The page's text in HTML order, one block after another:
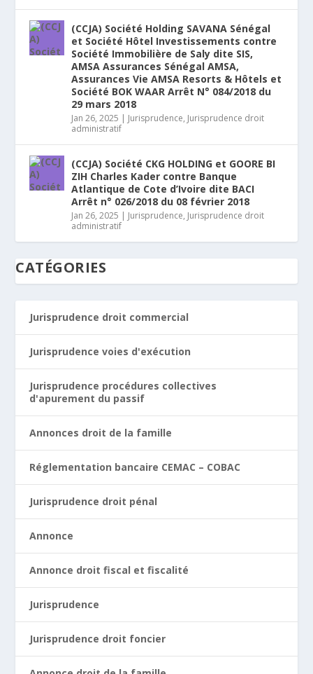
(CCJA) Société Holding SAVANA Sénégal
et Société Hôtel Investissements contre
Société Immobilière de Saly dite SIS,
AMSA Assurances Sénégal AMSA,
Assurances Vie AMSA Resorts & Hôtels et
Société BOK WAAR Arrêt N° 084/2018 du
29 mars 2018
Jan 26, 2025 | Jurisprudence, Jurisprudence droit
administratif
(CCJA) Société CKG HOLDING et GOORE BI
ZIH Charles Kader contre Banque
Atlantique de Cote d’Ivoire dite BACI
Arrêt n° 026/2018 du 08 février 2018
Jan 26, 2025 | Jurisprudence, Jurisprudence droit
administratif
CATÉGORIES
Jurisprudence droit commercial
Jurisprudence voies d'exécution
Jurisprudence procédures collectives
d'apurement du passif
Annonces droit de la famille
Réglementation bancaire CEMAC – COBAC
Jurisprudence droit pénal
Annonce
Annonce droit fiscal et fiscalité
Jurisprudence
Jurisprudence droit foncier